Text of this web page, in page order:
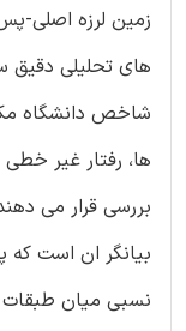
زمین لرزه اصلی-
های تحلیلی
شاخص دانشگاه
ها، رفتار غیر
بررسی قرار می
بیانگر ان است که
نسبی میان طبقات